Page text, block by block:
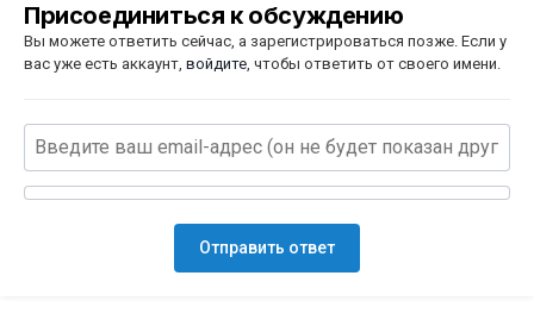
Присоединиться к обсуждению
Вы можете ответить сейчас, а зарегистрироваться позже. Если у
вас уже есть аккаунт, войдите, чтобы ответить от своего имени.
Отправить ответ